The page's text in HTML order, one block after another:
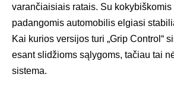
varančiaisiais ratais. Su
padangomis automobilis elgiasi
Kai kurios versijos turi „Grip Control“
esant slidžioms sąlygoms, tačiau tai
sistema.